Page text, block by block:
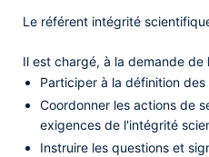
Le référent intégrité
Il est chargé, à la demande
Participer à la définition
Coordonner les actions de
exigences de l'intégrité
Instruire les questions et